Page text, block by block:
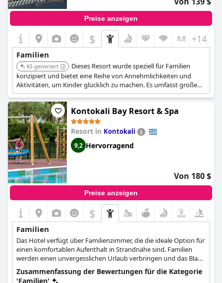
Preise anzeigen
$ +14
Familien
KI-generiert
Dieses Resort wurde speziell für Familien
konzipiert und bietet eine Reihe von Annehmlichkeiten und
Aktivitäten, um Kinder glücklich zu machen. Es umfasst große
Pools und Sportaktivitäten.
Kontokali Bay Resort & Spa
Resort in Kontokali
9,2 Hervorragend
Von 180 $
Preise anzeigen
$
Familien
Das Hotel verfügt über Familienzimmer, die die ideale Option für
einen komfortablen Aufenthalt in Strandnähe sind. Familien
werden einen unvergesslichen Urlaub verbringen und das Blau
des Pools und des Meeres genießen, das perfekt mit dem Grün
der üppigen Gärten des Hotels kombiniert ist. Der Mini-Club des
Zusammenfassung der Bewertungen für die Kategorie
'Familien'